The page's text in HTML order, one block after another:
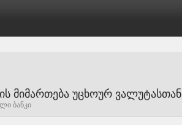
მიმართება უცხოურ ვალუტასთან
ბანკი